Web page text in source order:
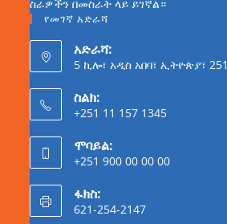
ስራዎችን በመስራት ላይ ይገኛል።
የመገኛ አድራሻ
አድራሻ:
5 ኪሎ፣ አዲስ አበባ፣ ኢትዮጵያ፣ 251
ስልክ:
+251 11 157 1345
ሞባይል:
+251 900 00 00 00
ፋክስ:
621-254-2147